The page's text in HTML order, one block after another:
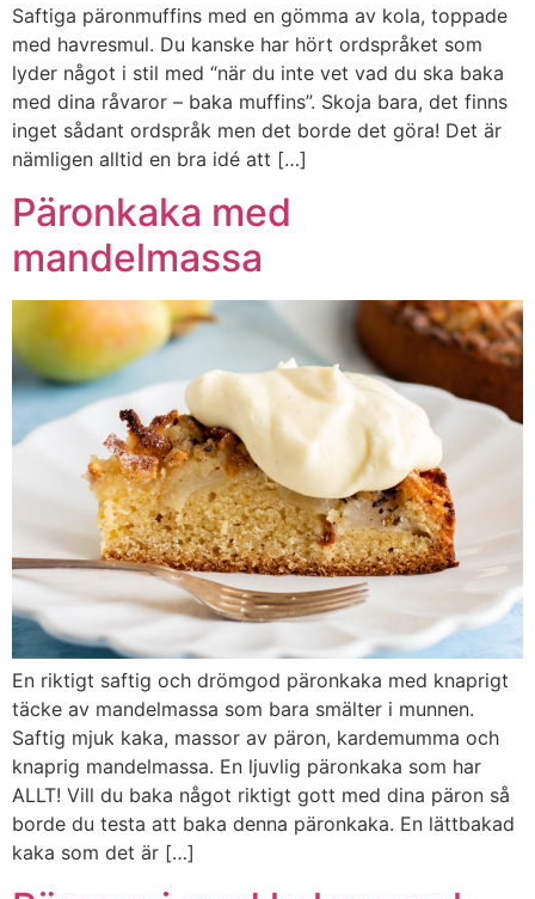
Saftiga päronmuffins med en gömma av kola, toppade
med havresmul. Du kanske har hört ordspråket som
lyder något i stil med “när du inte vet vad du ska baka
med dina råvaror – baka muffins”. Skoja bara, det finns
inget sådant ordspråk men det borde det göra! Det är
nämligen alltid en bra idé att […]
Päronkaka med
mandelmassa
En riktigt saftig och drömgod päronkaka med knaprigt
täcke av mandelmassa som bara smälter i munnen.
Saftig mjuk kaka, massor av päron, kardemumma och
knaprig mandelmassa. En ljuvlig päronkaka som har
ALLT! Vill du baka något riktigt gott med dina päron så
borde du testa att baka denna päronkaka. En lättbakad
kaka som det är […]